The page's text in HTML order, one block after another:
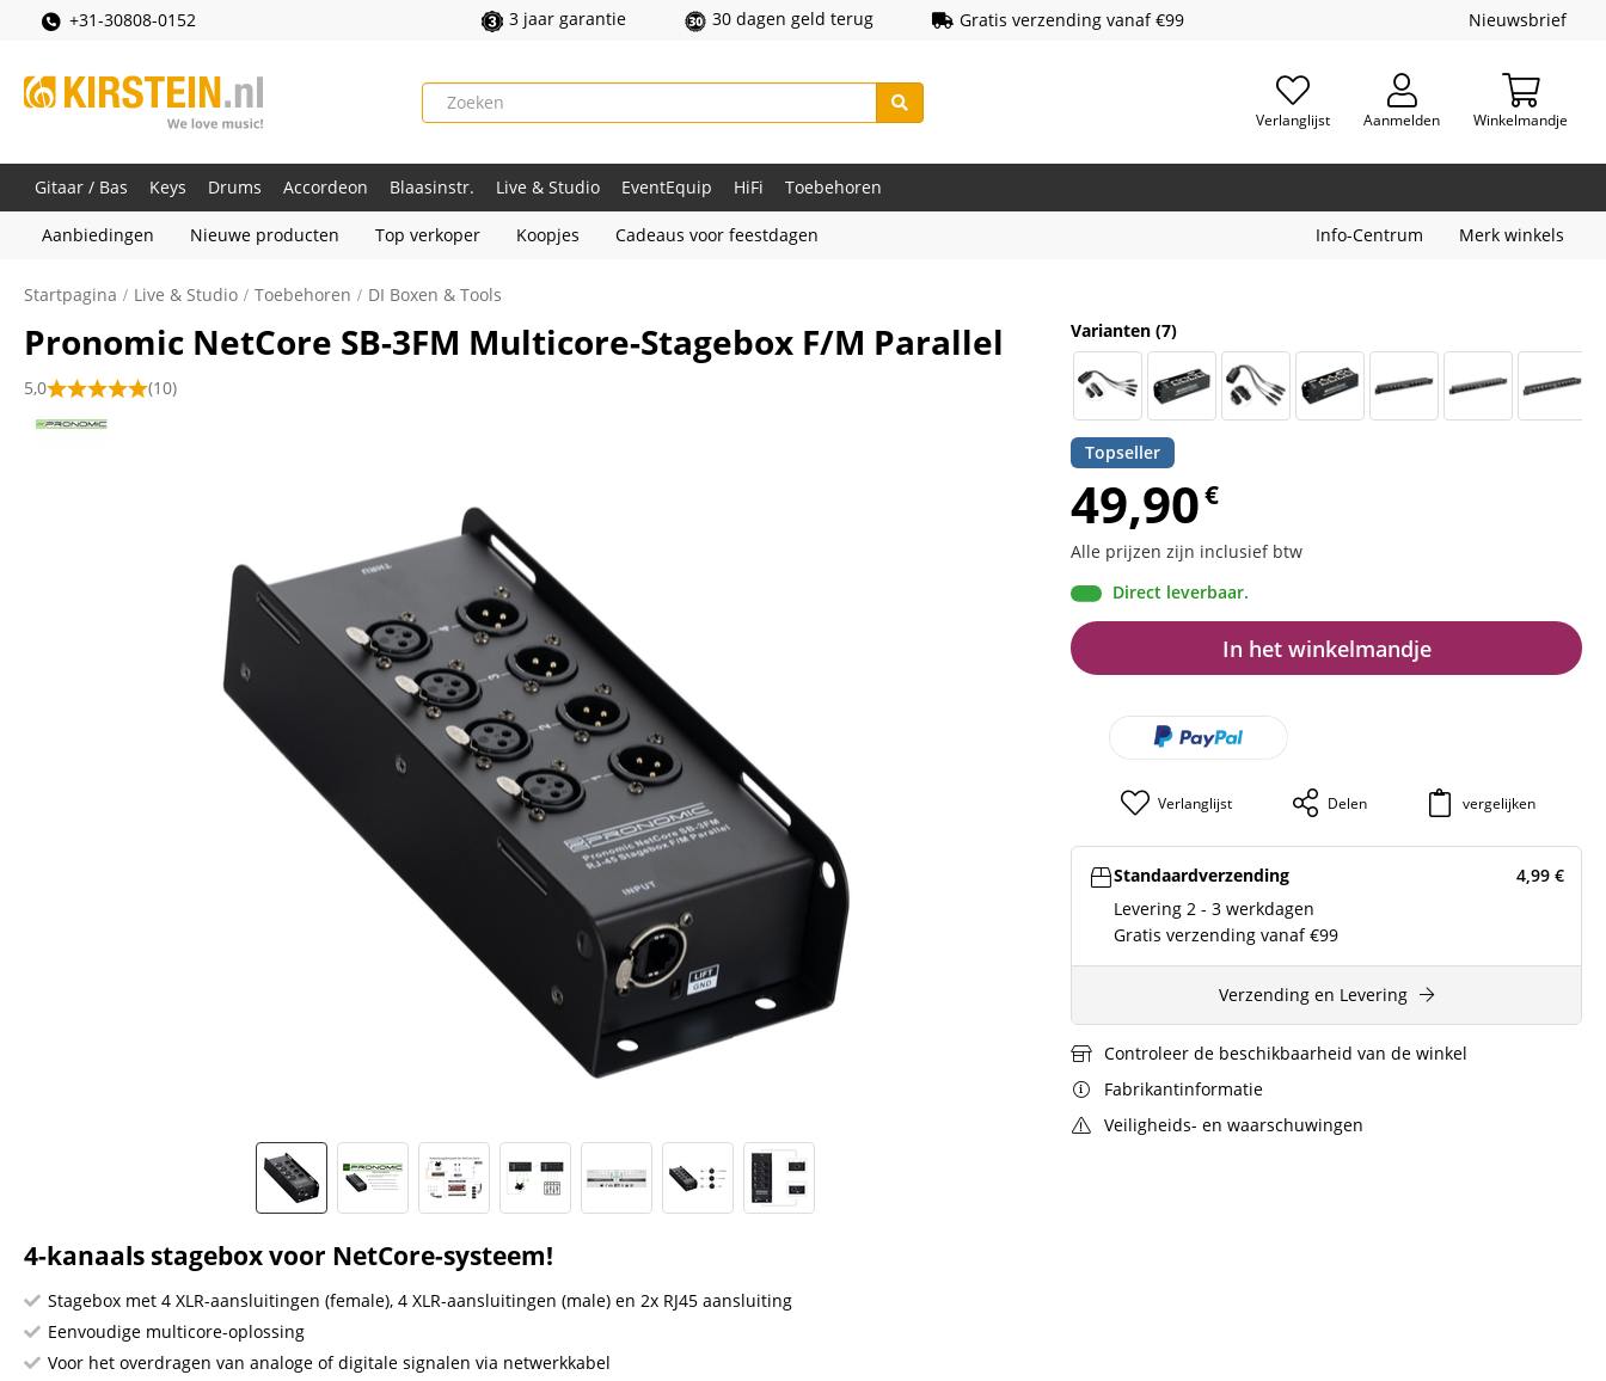
+31-30808-0152 3 jaar garantie 30 dagen geld terug Gratis verzending vanaf €99 Nieuwsbrief
Verlanglijst Aanmelden Winkelmandje
Gitaar / Bas Keys Drums Accordeon Blaasinstr. Live & Studio EventEquip HiFi Toebehoren
Aanbiedingen Nieuwe producten Top verkoper Koopjes Cadeaus voor feestdagen Info-Centrum Merk winkels
Startpagina Live & Studio Toebehoren DI Boxen & Tools
Pronomic NetCore SB-3FM Multicore-Stagebox F/M Parallel
5,0 (10)
4-kanaals stagebox voor NetCore-systeem!
Stagebox met 4 XLR-aansluitingen (female), 4 XLR-aansluitingen (male) en 2x RJ45 aansluiting
Eenvoudige multicore-oplossing
Voor het overdragen van analoge of digitale signalen via netwerkkabel
Varianten (7)
Topseller
49,90€
Alle prijzen zijn inclusief btw
Direct leverbaar.
In het winkelmandje
Verlanglijst Delen vergelijken
Standaardverzending 4,99 €
Levering 2 - 3 werkdagen
Gratis verzending vanaf €99
Verzending en Levering
Controleer de beschikbaarheid van de winkel
Fabrikantinformatie
Veiligheids- en waarschuwingen